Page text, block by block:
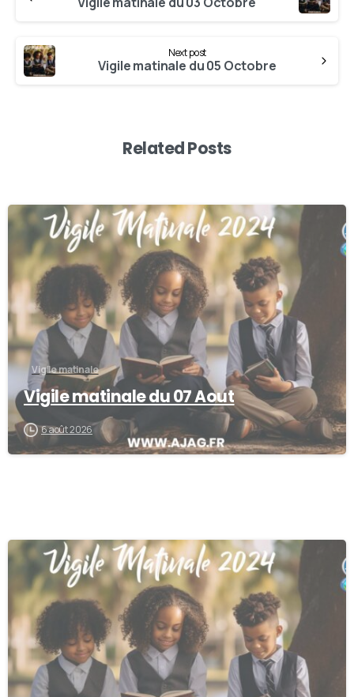
Next post
Vigile matinale du 05 Octobre
Related Posts
Vigile matinale
Vigile matinale du 07 Aout
6 août 2026